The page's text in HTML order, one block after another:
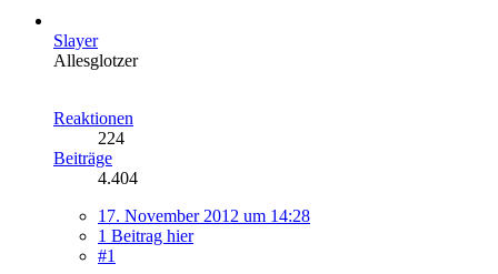
Slayer
Allesglotzer
Reaktionen
224
Beiträge
4.404
17. November 2012 um 14:28
1 Beitrag hier
#1